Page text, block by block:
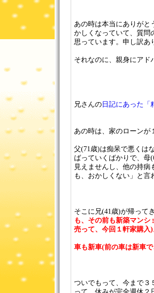
あの時は本当にありがと
かしくなっていて、質問
思っています。申し訳あ
それなのに、親身にアド
兄さんの日記にあった「
あの時は、家のローンが
父(71歳)は痴呆で悪くは
ばっていくばかりで、母
見えませんし、他の持
も、おかしくない」と言
そこに兄(41歳)が帰ってき
も、その前も新築マンシ
売って、今回１軒家購入)
車も新車(前の車は新車
ついでもって、今まで３